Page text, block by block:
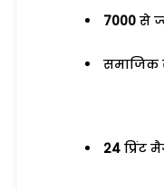
7000 से
समाजिक
24 प्रिंट